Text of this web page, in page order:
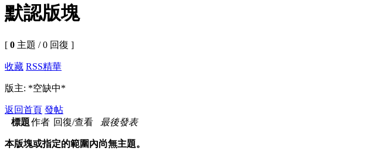
默認版塊
[ 0 主題 / 0 回復 ]
收藏 RSS精華
版主: *空缺中*
返回首頁 發帖
標題作者 回復/查看 最後發表
本版塊或指定的範圍內尚無主題。